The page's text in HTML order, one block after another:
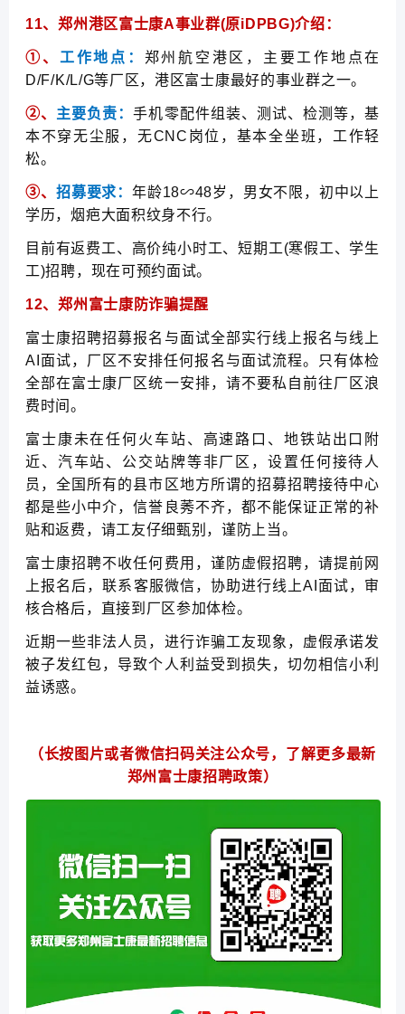
11、郑州港区富士康A事业群(原iDPBG)介绍：
①、 工作地点： 郑州航空港区，主要工作地点在
D/F/K/L/G等厂区，港区富士康最好的事业群之一。
②、 主要负责：手机零配件组装、测试、检测等，基
本不穿无尘服，无CNC岗位，基本全坐班，工作轻
松。
③、 招募要求： 年龄18∽48岁，男女不限，初中以上
学历，烟疤大面积纹身不行。
目前有返费工、高价纯小时工、短期工(寒假工、学生
工)招聘，现在可预约面试。
12、郑州富士康 防诈骗提醒
富士康招聘招募报名与面试全部实行线上报名与线上
AI面试，厂区不安排任何报名与面试流程。只有体检
全部在富士康厂区统一安排，请不要私自前往厂区浪
费时间。
富士康未在任何火车站、高速路口、地铁站出口附
近、汽车站、公交站牌等非厂区，设置任何接待人
员，全国所有的县市区地方所谓的招募招聘接待中心
都是些小中介，信誉良莠不齐，都不能保证正常的补
贴和返费，请工友仔细甄别，谨防上当。
富士康招聘不收任何费用，谨防虚假招聘，请提前网
上报名后，联系客服微信，协助进行线上AI面试，审
核合格后，直接到厂区参加体检。
近期一些非法人员，进行诈骗工友现象，虚假承诺发
被子发红包，导致个人利益受到损失，切勿相信小利
益诱惑。
（长按图片或者微信扫码关注公众号，了解更多最新
郑州富士康招聘政策）